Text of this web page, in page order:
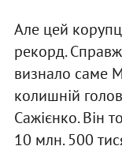
Але цей
рекорд.
визнало саме
колишній
Сажієнко. Він
10 млн. 500